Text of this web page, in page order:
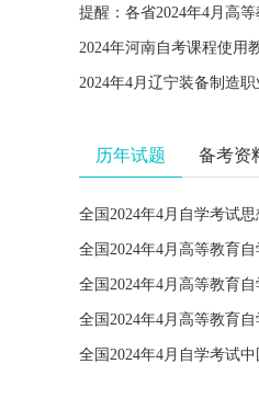
提醒：各省2024年4月高
2024年河南自考课程使用
2024年4月辽宁装备制造
历年试题 备考资
全国2024年4月自学考试
全国2024年4月高等教育
全国2024年4月高等教育
全国2024年4月自学考试